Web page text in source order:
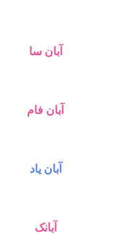
آبان سا
آبان فام
آبان یاد
آبانک